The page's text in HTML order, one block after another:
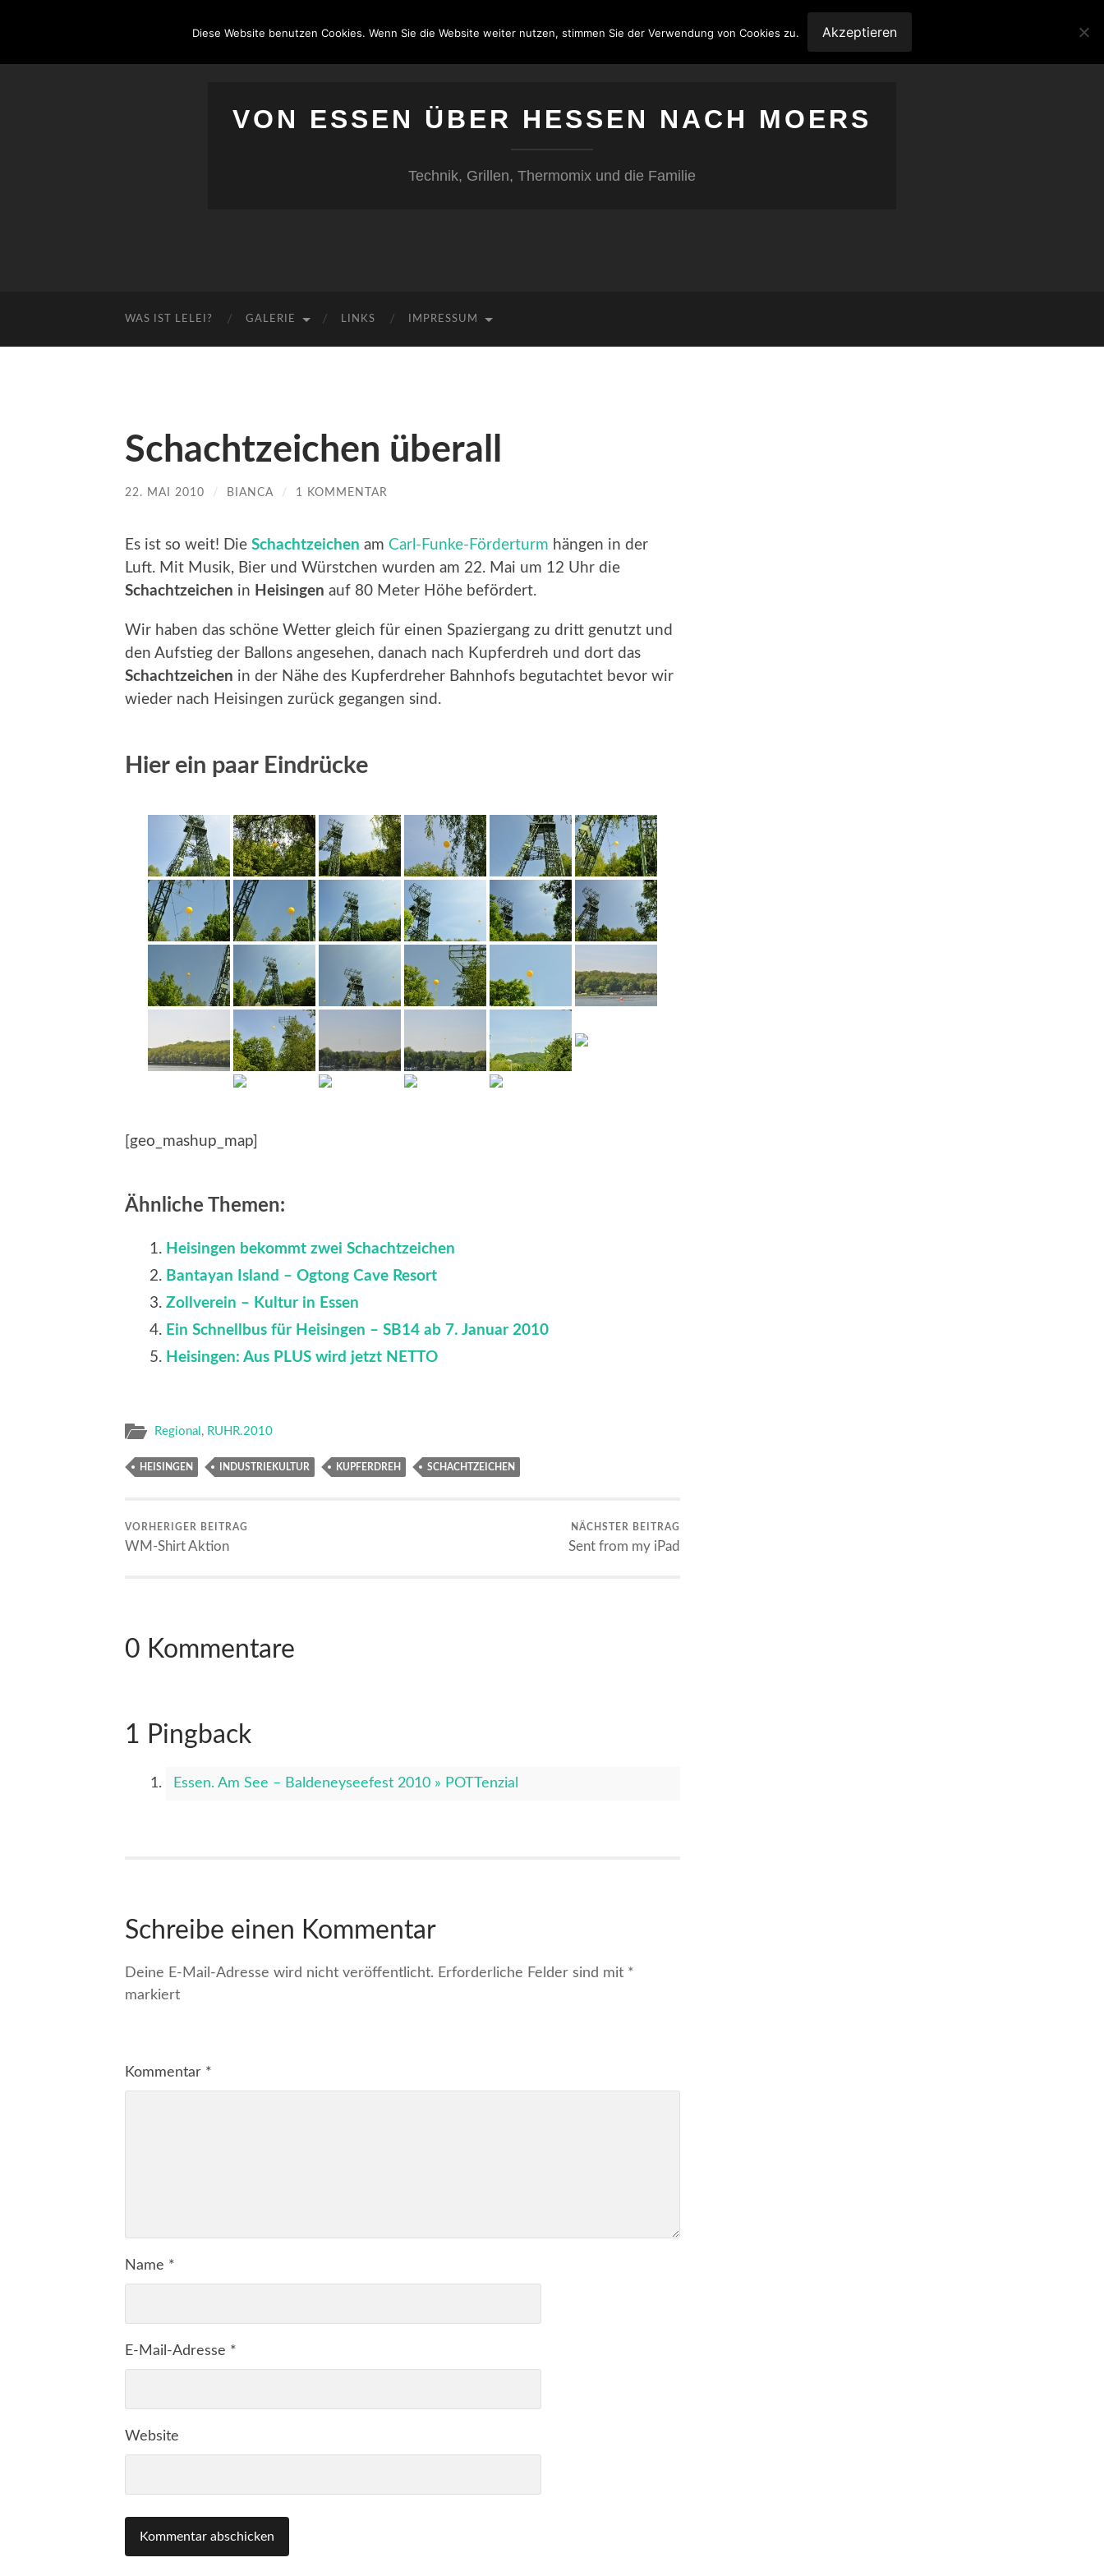
VON ESSEN ÜBER HESSEN NACH MOERS
Technik, Grillen, Thermomix und die Familie
WAS IST LELEI? GALERIE LINKS IMPRESSUM
Schachtzeichen überall
22. MAI 2010 / BIANCA / 1 KOMMENTAR
Es ist so weit! Die Schachtzeichen am Carl-Funke-Förderturm hängen in der
Luft. Mit Musik, Bier und Würstchen wurden am 22. Mai um 12 Uhr die
Schachtzeichen in Heisingen auf 80 Meter Höhe befördert.
Wir haben das schöne Wetter gleich für einen Spaziergang zu dritt genutzt und
den Aufstieg der Ballons angesehen, danach nach Kupferdreh und dort das
Schachtzeichen in der Nähe des Kupferdreher Bahnhofs begutachtet bevor wir
wieder nach Heisingen zurück gegangen sind.
Hier ein paar Eindrücke
[geo_mashup_map]
Ähnliche Themen:
Heisingen bekommt zwei Schachtzeichen
Bantayan Island – Ogtong Cave Resort
Zollverein – Kultur in Essen
Ein Schnellbus für Heisingen – SB14 ab 7. Januar 2010
Heisingen: Aus PLUS wird jetzt NETTO
Regional , RUHR.2010
HEISINGEN INDUSTRIEKULTUR KUPFERDREH SCHACHTZEICHEN
VORHERIGER BEITRAG
WM-Shirt Aktion
NÄCHSTER BEITRAG
Sent from my iPad
0 Kommentare
1 Pingback
Essen. Am See – Baldeneyseefest 2010 » POTTenzial
Schreibe einen Kommentar
Deine E-Mail-Adresse wird nicht veröffentlicht. Erforderliche Felder sind mit *
markiert
Kommentar *
Name *
E-Mail-Adresse *
Website
Diese Website benutzen Cookies. Wenn Sie die Website weiter nutzen, stimmen Sie der Verwendung von Cookies zu. Akzeptieren